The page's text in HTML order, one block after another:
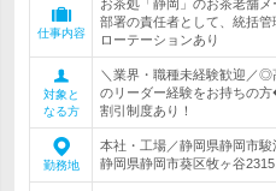
仕事内容
お茶処「静岡」のお茶老舗
部署の責任者として、統括
ローテーションあり
対象と
なる方
＼業界・職種未経験歓迎／
のリーダー経験をお持ちの
割引制度あり！
勤務地
本社・工場／静岡県静岡市
静岡県静岡市葵区牧ヶ谷